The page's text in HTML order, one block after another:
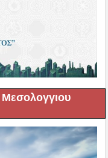
Μεσολογγιου